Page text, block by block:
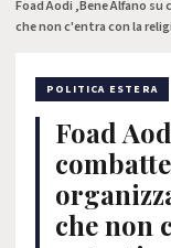
Foad Aodi ,Bene Alfano
che non c'entra con la
POLITICA ESTERA
Foad
che non